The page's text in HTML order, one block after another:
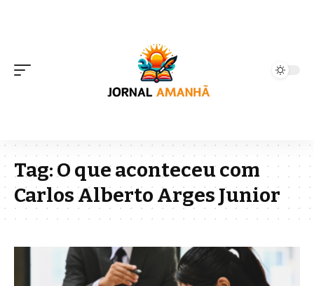
Tag:O que aconteceu com
Carlos Alberto Arges Junior